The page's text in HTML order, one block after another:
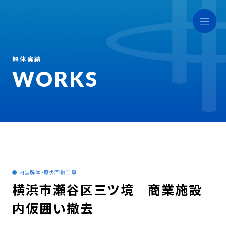
WORKS
解体実績
● 内装解体・原状回復工事
横浜市瀬谷区三ツ境 商業施設
内仮囲い撤去